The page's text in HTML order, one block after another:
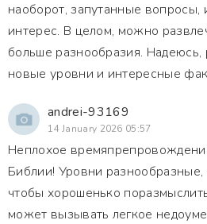
наоборот, запутанные вопросы,
интерес. В целом, можно
больше разнообразия. Надеюсь,
новые уровни и интересные
andrei-93169
14 January 2026 05:57
Неплохое
Библии! Уровни разнообразные,
чтобы хорошенько
может вызывать легкое